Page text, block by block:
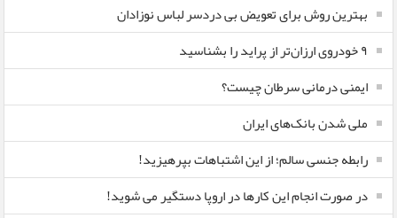
بهترین روش برای تعویض بی دردسر لباس نوزادان
٩ خودروی ارزان‌تر از پراید را بشناسید
ایمنی درمانی سرطان چیست؟
ملی شدن بانک‌های ایران
رابطه جنسی سالم؛ از این اشتباهات بپرهیزید!
در صورت انجام این کارها در اروپا دستگیر می شوید!